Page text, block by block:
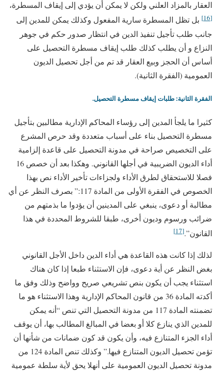
العقار بالمزاد العلني ولكن لا يمكن أن يؤدي إلى إيقاف المسطرة،
[16]
بل تظل المسطرة سارية المفعول وكذلك يمكن للمدين إلى
جانب طلب تأجيل تنفيذ الدين في انتظار صدور حكم في جوهر
النزاع و أن يطلب كذلك طلب إيقاف مسطرة التحصيل على
أساس أن الحجز وبيع العقار قد تم من أجل تحصيل الديون
العمومية (الفقرة الثانية).
الفقرة الثانية: طلبات إيقاف مسطرة التحصيل.
كثيرا ما يلجأ المدين إلى رؤساء المحاكم الإدارية مطالبين بتأجيل
مسطرة التحصيل بناء على أسباب متعددة وقد حرص المشرع
على التخصيص صراحة في مدونة التحصيل على قاعدة إلزامية
أداء الديون الضريبية في أجلها القانوني. وهكذا بعد أن خصص 16
فصلا للاستحقاق لطرق الأداء ولجزاءات تأخير الأداء نص بهذا
الخصوص في الفقرة الأولى من المادة 117:” بصرف النظر عن أي
مطالبة أو دعوى، ينبغي على المدينين أن يؤدوا ما بذمتهم من
ضرائب ورسوم وديون أخرى، طبقا للشروط المحددة في هذا
القانون”.[17]
لذلك إذا كانت هذه القاعدة هي أداء الدين داخل الأجل القانوني
بغض النظر عن أية دعوى، فإن الاستثناء طبعا إذا كان هناك
استثناء يجب أن يكون بنص تشريعي صريح وواضح وذلك وفق ما
أكدته المادة 36 من قانون المحاكم الإدارية وهذا الاستثناء هو ما
تضمنته المادة 117 من مدونة التحصيل التي تنص “أنه يمكن
للمدين الذي ينازع كلا أو بعضا في المبالغ المطالب بها، أن يوقف
أداء الجزء المتنازع فيه، وأن يكون قد كون ضمانات من شأنها أن
تؤمن تحصيل الديون المتنازع فيها.” وكذلك تنص المادة 124 من
مدونة تحصيل الديون العمومية على أنهلا يحق لأية سلطة عمومية